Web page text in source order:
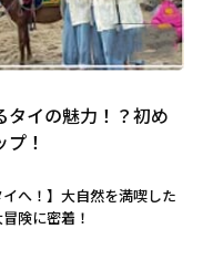
タイの魅力！？初め
！
イへ！】大自然を満喫した
険に密着！